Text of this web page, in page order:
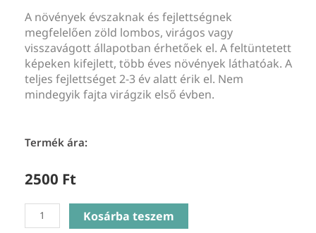
A növények évszaknak és fejlettségnek
megfelelően zöld lombos, virágos vagy
visszavágott állapotban érhetőek el. A feltüntetett
képeken kifejlett, több éves növények láthatóak. A
teljes fejlettséget 2-3 év alatt érik el. Nem
mindegyik fajta virágzik első évben.
Termék ára:
2500 Ft
Heuchera
Carnival
Kosárba teszem